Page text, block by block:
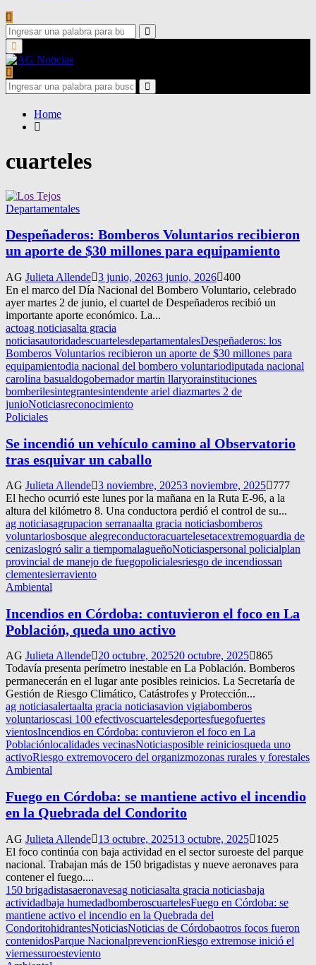
Search
for:
Search
Primary
Menu
Search
for:
Search
Home
cuarteles
Departamentales
Despeñaderos: Bomberos Voluntarios recibieron
un aporte de $30 millones para equipamiento
AG Julieta Allende 3 junio, 20263 junio, 2026 400
En el marco del Día Nacional del Bombero Voluntario, celebrado
ayer martes 2 de junio, el cuartel de Despeñaderos recibió un
importante aporte económico. La...
actoag noticiasalta gracia
noticiasautoridadescuartelesdepartamentalesDespeñaderos: los
Bomberos Voluntarios recibieron un aporte de $30 millones para
equipamientodia nacional del bombero voluntariodiputada nacional
carolina basualdogobernador martin llaryorainstituciones
bomberilesintegrantesintendente ariel diazmartes 2 de
junioNoticiasreconocimiento
Policiales
Se incendió un vehículo camino al Observatorio
tras esquivar un caballo
AG Julieta Allende 3 noviembre, 20253 noviembre, 2025
777
El hecho ocurrió este lunes por la mañana en la Ruta E-96, a la
altura del kilómetro 8. Una conductora perdió el control de su...
ag noticiasagrupacion serranaalta gracia noticiasbomberos
voluntariosbosque alegreconductoracuartelesetacextremoguardia de
cenizaslogró salir a tiempomalagueñoNoticiaspersonal policialplan
provincial de manejo de fuegopolicialesriesgo de incendiossan
clementesierraviento
Ambiental
Incendios en Córdoba: contuvieron el foco en La
Población, queda uno activo
AG Julieta Allende 20 octubre, 202520 octubre, 2025 865
Todavía presenta perímetro inestable en La Población. Bomberos
permanecerán en el lugar ante posibles reinicios. La Secretaría de
Gestión de Riesgo Climático, Catástrofes y Protección...
ag noticiasalertaalta gracia noticiasavion vigiabomberos
voluntarioscasi 100 efectivoscuartelesdeportesfuegofuertes
vientosIncendios en Córdoba: contuvieron el foco en La
Poblaciónlocalidades vecinasNoticiasposible reiniciosqueda uno
activoRiesgo extremovocero del organizmozonas rurales y forestales
Ambiental
Fuego en Córdoba: se mantiene activo el incendio
en la Quebrada del Condorito
AG Julieta Allende 13 octubre, 202513 octubre, 2025
1025
El foco continúa con baja actividad en el sector suroeste del parque
nacional. Trabajan más de 150 brigadistas y nueve aeronaves para
contener el fuego....
150 brigadistasaeronavesag noticiasalta gracia noticiasbaja
actividadbaja humedadbomberoscuartelesFuego en Córdoba: se
mantiene activo el incendio en la Quebrada del
CondoritohidrantesNoticiasNoticias de Córdobaotros focos fueron
contenidosParque NacionalprevencionRiesgo extremose inició el
viernessuroesteviento